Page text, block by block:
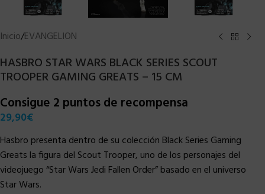
Inicio/EVANGELION
HASBRO STAR WARS BLACK SERIES SCOUT
TROOPER GAMING GREATS – 15 CM
Consigue 2 puntos de recompensa
29,90€
Hasbro presenta dentro de su colección Black Series Gaming
Greats la figura del Scout Trooper, uno de los personajes del
videojuego “Star Wars Jedi Fallen Order” basado en el universo
Star Wars.